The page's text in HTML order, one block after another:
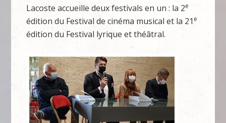
Lacoste accueille deux festivals en un : la 2e
édition du Festival de cinéma musical et la 21e
édition du Festival lyrique et théâtral.